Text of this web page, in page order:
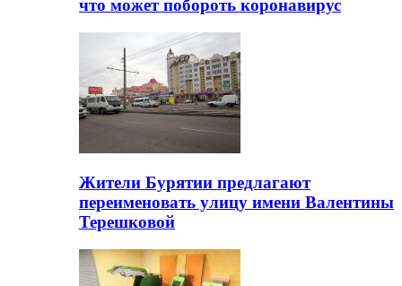
что может побороть коронавирус
Жители Бурятии предлагают
переименовать улицу имени Валентины
Терешковой